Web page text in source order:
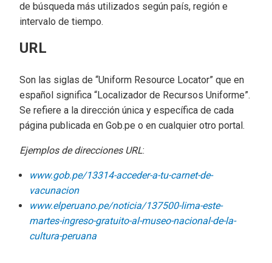
de búsqueda más utilizados según país, región e
intervalo de tiempo.
URL
Son las siglas de “Uniform Resource Locator” que en
español significa “Localizador de Recursos Uniforme”.
Se refiere a la dirección única y específica de cada
página publicada en Gob.pe o en cualquier otro portal.
Ejemplos de direcciones URL:
www.gob.pe/13314-acceder-a-tu-carnet-de-
vacunacion
www.elperuano.pe/noticia/137500-lima-este-
martes-ingreso-gratuito-al-museo-nacional-de-la-
cultura-peruana